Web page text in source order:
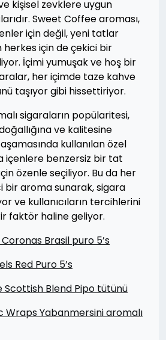
kişisel zevklere uygun
Sweet Coffee aroması,
için değil, yeni tatlar
için de çekici bir
İçimi yumuşak ve hoş bir
her içimde taze kahve
taşıyor gibi hissettiriyor.
sigaraların popülaritesi,
ve kalitesine
kullanılan özel
içenlere benzersiz bir tat
özenle seçiliyor. Bu da her
bir aroma sunarak, sigara
ve kullanıcıların tercihlerini
faktör haline geliyor.
Brasil puro 5’s
Red Puro 5’s
Scottish Blend Pipo tütünü
Wraps Yabanmersini aromalı